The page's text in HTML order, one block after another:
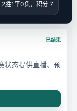
2胜1平0负，积分 7
已结束
状态提供直播、预